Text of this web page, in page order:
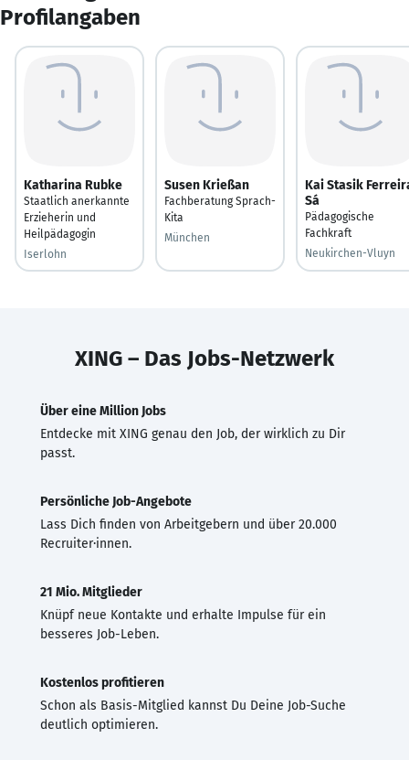
Profilangaben
Katharina Rubke
Staatlich anerkannte
Erzieherin und
Heilpädagogin
Iserlohn
Susen Krießan
Fachberatung Sprach-
Kita
München
Kai Stasik
Sá
Pädagogische
Fachkraft
Neukirchen-Vluyn
XING – Das Jobs-Netzwerk
Über eine Million Jobs
Entdecke mit XING genau den Job, der wirklich zu Dir
passt.
Persönliche Job-Angebote
Lass Dich finden von Arbeitgebern und über 20.000
Recruiter·innen.
21 Mio. Mitglieder
Knüpf neue Kontakte und erhalte Impulse für ein
besseres Job-Leben.
Kostenlos profitieren
Schon als Basis-Mitglied kannst Du Deine Job-Suche
deutlich optimieren.